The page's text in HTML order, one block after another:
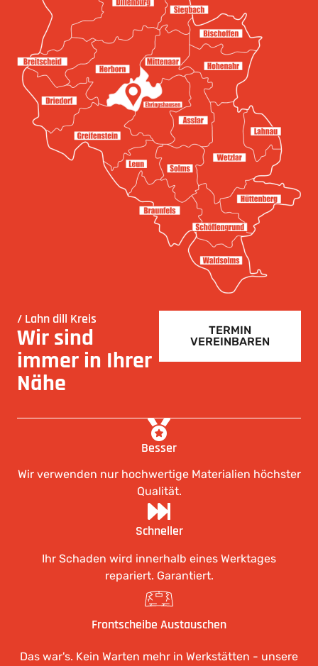
/ Lahn dill Kreis
Wir sind
immer in Ihrer
Nähe
TERMIN
VEREINBAREN
Besser
Wir verwenden nur hochwertige Materialien höchster
Qualität.
Schneller
Ihr Schaden wird innerhalb eines Werktages
repariert. Garantiert.
Frontscheibe Austauschen
Das war's. Kein Warten mehr in Werkstätten - unsere